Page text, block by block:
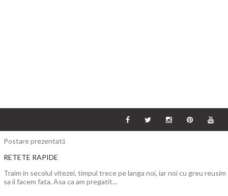
Postare prezentată
RETETE RAPIDE
Traim in secolul vitezei, timpul trece pe langa noi, iar noi cu greu reusim
sa ii facem fata. Asa ca am pregatit...